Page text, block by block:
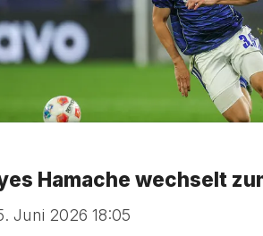
Hamache wechselt
Juni 2026 18:05